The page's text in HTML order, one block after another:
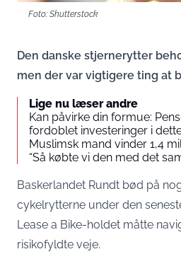
Foto: Shutterstock
Den danske stjernerytter
men der var vigtigere ting at
Lige nu læser andre
Kan påvirke din formue:
fordoblet investeringer i
Muslimsk mand vinder 1,4
“Så købte vi den med det
Baskerlandet Rundt bød på
cykelrytterne under den
Lease a Bike-holdet måtte
risikofyldte veje.